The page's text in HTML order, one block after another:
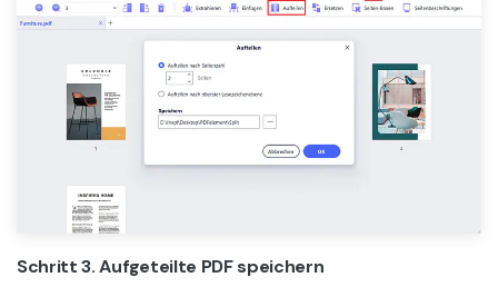
Schritt 3. Aufgeteilte PDF speichern